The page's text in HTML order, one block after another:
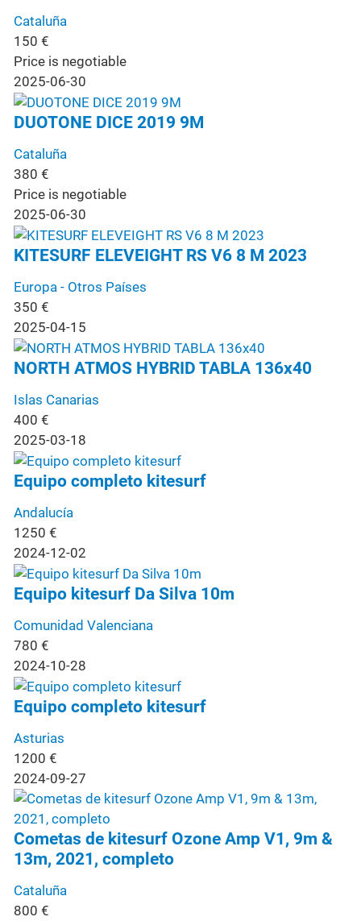
Cataluña
150 €
Price is negotiable
2025-06-30
DUOTONE DICE 2019 9M
Cataluña
380 €
Price is negotiable
2025-06-30
KITESURF ELEVEIGHT RS V6 8 M 2023
Europa - Otros Países
350 €
2025-04-15
NORTH ATMOS HYBRID TABLA 136x40
Islas Canarias
400 €
2025-03-18
Equipo completo kitesurf
Andalucía
1250 €
2024-12-02
Equipo kitesurf Da Silva 10m
Comunidad Valenciana
780 €
2024-10-28
Equipo completo kitesurf
Asturias
1200 €
2024-09-27
Cometas de kitesurf Ozone Amp V1, 9m &
13m, 2021, completo
Cataluña
800 €